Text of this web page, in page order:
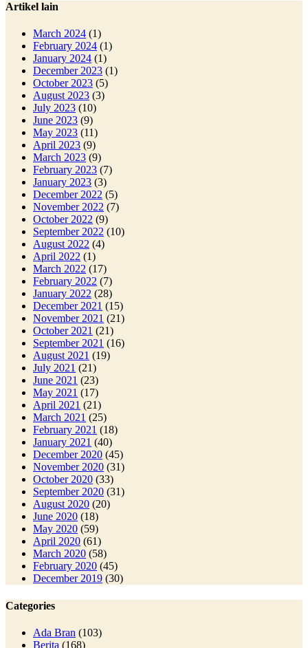
Artikel lain
March 2024 (1)
February 2024 (1)
January 2024 (1)
December 2023 (1)
October 2023 (5)
August 2023 (3)
July 2023 (10)
June 2023 (9)
May 2023 (11)
April 2023 (9)
March 2023 (9)
February 2023 (7)
January 2023 (3)
December 2022 (5)
November 2022 (7)
October 2022 (9)
September 2022 (10)
August 2022 (4)
April 2022 (1)
March 2022 (17)
February 2022 (7)
January 2022 (28)
December 2021 (15)
November 2021 (21)
October 2021 (21)
September 2021 (16)
August 2021 (19)
July 2021 (21)
June 2021 (23)
May 2021 (17)
April 2021 (21)
March 2021 (25)
February 2021 (18)
January 2021 (40)
December 2020 (45)
November 2020 (31)
October 2020 (33)
September 2020 (31)
August 2020 (20)
June 2020 (18)
May 2020 (59)
April 2020 (61)
March 2020 (58)
February 2020 (45)
December 2019 (30)
Categories
Ada Bran (103)
Berita (168)